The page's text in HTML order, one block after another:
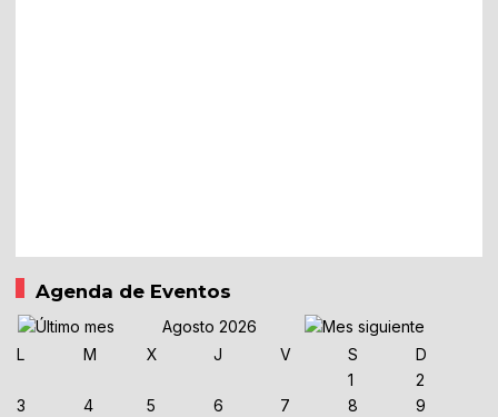
Agenda de Eventos
Agosto 2026
L
M X J V S
D
1
2
3
4 5 6 7 8
9